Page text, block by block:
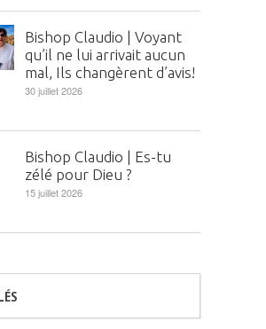
Bishop Claudio | Voyant
qu’il ne lui arrivait aucun
mal, Ils changèrent d’avis!
30 juillet 2026
Bishop Claudio | Es-tu
zélé pour Dieu ?
15 juillet 2026